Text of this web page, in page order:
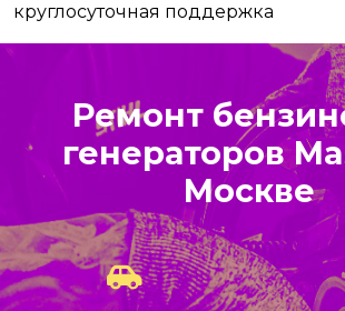
круглосуточная поддержка
Ремонт
генераторов
Москве